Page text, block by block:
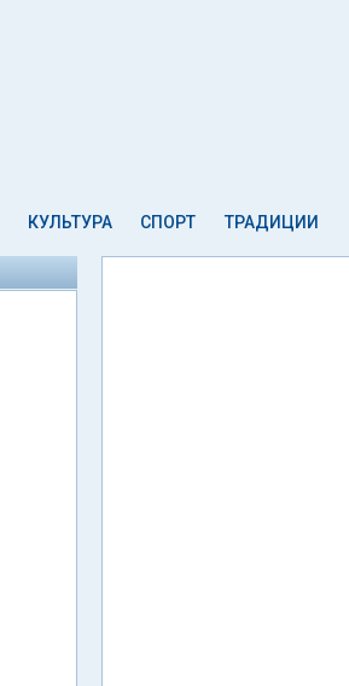
КУЛЬТУРА СПОРТ ТРАДИЦИИ